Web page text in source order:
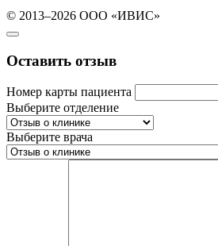
© 2013–2026 ООО «ИВИС»
Оставить отзыв
Номер карты пациента
Выберите отделение
Выберите врача